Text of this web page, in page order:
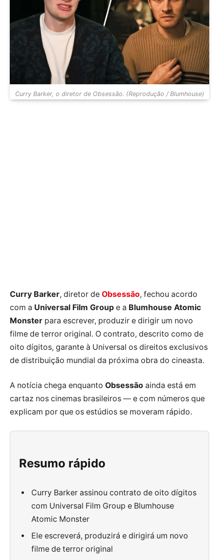
Curry Barker, o diretor de Obsessão. (Reprodução / Blumhouse)
Curry Barker, diretor de Obsessão, fechou acordo
com a Universal Film Group e a Blumhouse Atomic
Monster para escrever, produzir e dirigir um novo
filme de terror original. O contrato, descrito como de
oito dígitos, garante à Universal os direitos exclusivos
de distribuição mundial da próxima obra do cineasta.
A notícia chega enquanto Obsessão ainda está em
cartaz nos cinemas brasileiros — e com números que
explicam por que os estúdios se moveram rápido.
Resumo rápido
Curry Barker assinou contrato de oito dígitos
com Universal Film Group e Blumhouse
Atomic Monster
Ele escreverá, produzirá e dirigirá um novo
filme de terror original